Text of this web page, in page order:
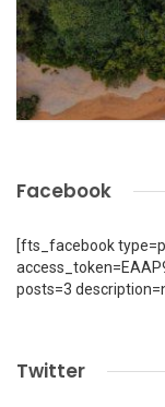
Facebook
[fts_facebook
posts=3
Twitter